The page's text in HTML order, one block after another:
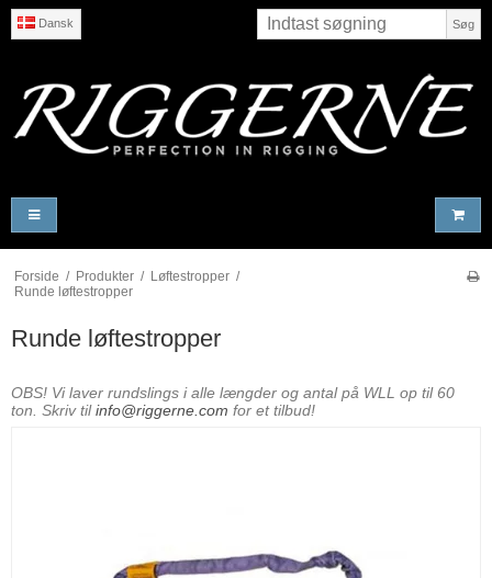
Dansk Søg
Forside / Produkter / Løftestropper /
Runde løftestropper
Runde løftestropper
OBS! Vi laver rundslings i alle længder og antal på WLL op til 60
ton. Skriv tilinfo@riggerne.com for et tilbud!